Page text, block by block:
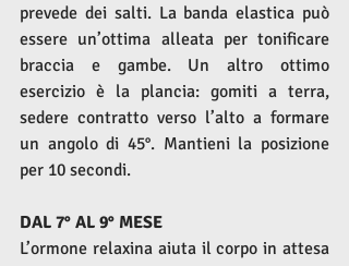
prevede dei salti. La banda elastica può
essere un’ottima alleata per tonificare
braccia e gambe. Un altro ottimo
esercizio è la plancia: gomiti a terra,
sedere contratto verso l’alto a formare
un angolo di 45°. Mantieni la posizione
per 10 secondi.
DAL 7° AL 9° MESE
L’ormone relaxina aiuta il corpo in attesa